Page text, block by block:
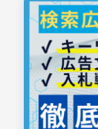
が似ているア
した特定のXア